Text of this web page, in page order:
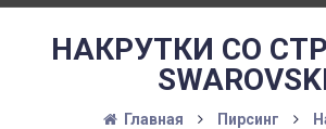
НАКРУТКИ СО
Главная Пирсинг